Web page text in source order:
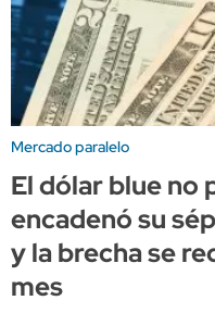
Mercado paralelo
El dólar blue no
encadenó su
y la brecha se
mes